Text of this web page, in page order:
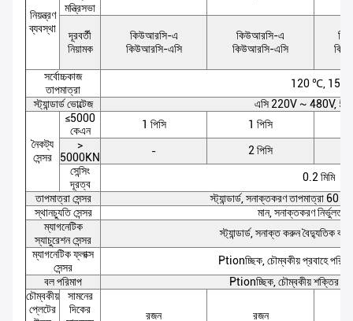
নিয়ন্ত্রণ
ব্যবস্থা
মন্ত্রিসভা
দূরবর্তী
নিয়ামক
কিউআরসি-এ
কিউআরসি-এসি
কিউআরসি-এ
কিউআরসি-এসি
সর্বোচ্চকাজ
তাপমাত্রা
120 ℃, 150
স্ট্যান্ডার্ড ভোল্টেজ
এসি 220V ~ 480V,
নৈকট্য
সেন্সর
≤5000
কেএন
1 পিসি
1 পিসি
>
5000KN
- 2 পিসি
সেন্সিং
দূরত্ব
0.2 মিমি
তাপমাত্রা সেন্সর
স্ট্যান্ডার্ড, সনাক্তকরণ তাপমাত্রা 60
স্থানচ্যুতি সেন্সর
মান, সনাক্তকরণ নির্ভুলতা
ম্যাগনেটিক
স্যাচুরেশন সেন্সর
স্ট্যান্ডার্ড, সনাক্ত করুন বৈদ্যুতিক
ম্যাগনেটিক ফ্লাক্স
সেন্সর
Ptionচ্ছিক, চৌম্বকীয় প্রবাহে
বল পরিমাপ
Ptionচ্ছিক, চৌম্বকীয় শক্তির
চৌম্বকীয়
প্লেটের
সামনের
দিকের
রজন রজন